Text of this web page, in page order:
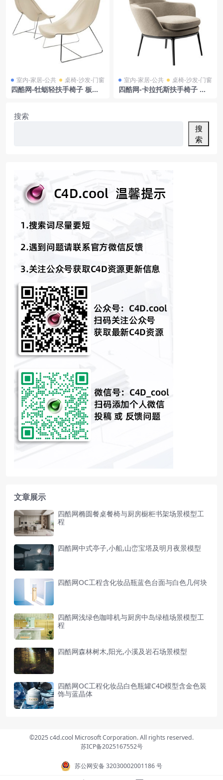
室内-家居-公共 桌椅-沙发-门窗
四酷网-牡蛎轻扶手椅子 板凳
室内-家居-公共 桌椅-沙发-门窗
四酷网-卡拉托斯扶手椅子 板
搜索
搜
索
文章展示
四酷网椭圆餐桌餐椅与厨房橱柜书架场景模型工
程
四酷网中式亭子,小船,山峦宝塔及明月夜景模型
四酷网OC工程含化妆品瓶蓝色台面与白色几何块
四酷网浅绿色咖啡机与厨房中岛绿植场景模型工
程
四酷网森林树木,阳光,小溪及岩石场景模型
四酷网OC工程化妆品白色瓶罐C4D模型含金色装
饰与蓝晶体
©2025 c4d.cool Microsoft Corporation. All rights reserved.
苏ICP备2025167552号
苏公网安备 32030002001186 号